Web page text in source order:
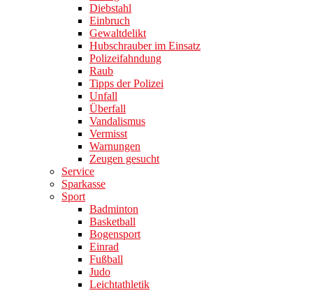
Diebstahl
Einbruch
Gewaltdelikt
Hubschrauber im Einsatz
Polizeifahndung
Raub
Tipps der Polizei
Unfall
Überfall
Vandalismus
Vermisst
Warnungen
Zeugen gesucht
Service
Sparkasse
Sport
Badminton
Basketball
Bogensport
Einrad
Fußball
Judo
Leichtathletik